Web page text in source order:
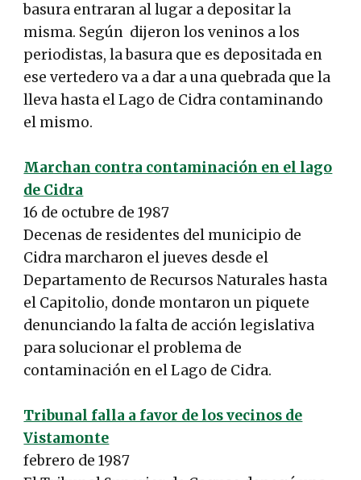
basura entraran al lugar a depositar la
misma. Según dijeron los veninos a los
periodistas, la basura que es depositada en
ese vertedero va a dar a una quebrada que la
lleva hasta el Lago de Cidra contaminando
el mismo.
Marchan contra contaminación en el lago
de Cidra
16 de octubre de 1987
Decenas de residentes del municipio de
Cidra marcharon el jueves desde el
Departamento de Recursos Naturales hasta
el Capitolio, donde montaron un piquete
denunciando la falta de acción legislativa
para solucionar el problema de
contaminación en el Lago de Cidra.
Tribunal falla a favor de los vecinos de
Vistamonte
febrero de 1987